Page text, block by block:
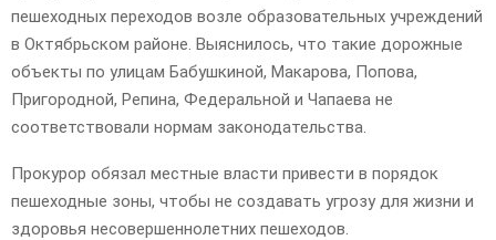
пешеходных переходов возле образовательных учреждений
в Октябрьском районе. Выяснилось, что такие дорожные
объекты по улицам Бабушкиной, Макарова, Попова,
Пригородной, Репина, Федеральной и Чапаева не
соответствовали нормам законодательства.
Прокурор обязал местные власти привести в порядок
пешеходные зоны, чтобы не создавать угрозу для жизни и
здоровья несовершеннолетних пешеходов.